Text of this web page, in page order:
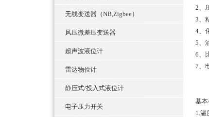
无线变送器（NB,Zigbee）
风压微差压变送器
超声波液位计
雷达物位计
静压式/投入式液位计
电子压力开关
2、
3、
4、
5、
6、
7、
基
1.温